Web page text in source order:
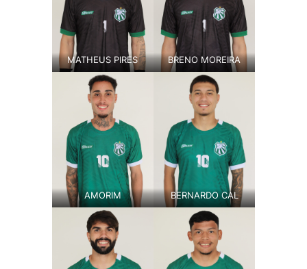
MATHEUS PIRES BRENO MOREIRA
AMORIM BERNARDO CAL